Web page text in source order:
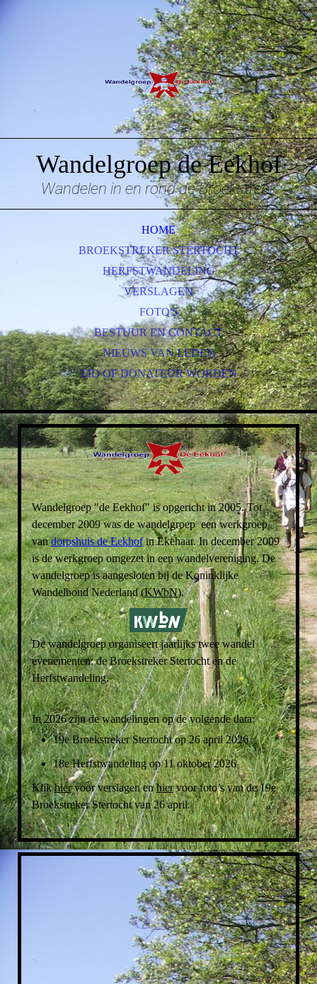
Wandelgroep de Eekhof
Wandelen in en rond de Broekstreek
HOME
BROEKSTREKER STERTOCHT
HERFSTWANDELING
VERSLAGEN
FOTO'S
BESTUUR EN CONTACT
NIEUWS VAN LEDEN
LID OF DONATEUR WORDEN
Wandelgroep "de Eekhof" is opgericht in 2005. Tot
december 2009 was de wandelgroep een werkgroep
vandorpshuis de Eekhofin Ekehaar. In december 2009
is de werkgroep omgezet in een wandelvereniging. De
wandelgroep is aangesloten bij de Koninklijke
Wandelbond Nederland (KWbN).
De wandelgroep organiseert jaarlijks twee wandel
evenementen: de Broekstreker Stertocht en de
Herfstwandeling.
In 2026 zijn de wandelingen op de volgende data:
19e Broekstreker Stertocht op 26 april 2026
18e Herfstwandeling op 11oktober 2026
Klikhiervoor verslagen enhiervoor foto’s van de 19e
Broekstreker Stertocht van 26 april.